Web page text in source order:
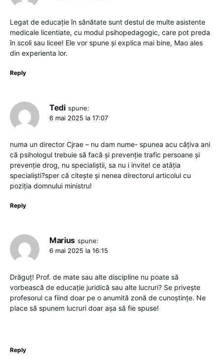
Legat de educație în sănătate sunt destul de multe asistente
medicale licentiate, cu modul psihopedagogic, care pot preda
în scoli sau licee! Ele vor spune și explica mai bine, Mao ales
din experienta lor.
Reply
Tedi spune:
6 mai 2025 la 17:07
numa un director Cjrae – nu dam nume- spunea acu câțiva ani
că psihologul trebuie să facă și prevenție trafic persoane și
prevenție drog, nu specialiștii, sa nu i invite! ce atâția
specialiști?sper că citește și nenea directorul articolul cu
poziția domnului ministru!
Reply
Marius spune:
6 mai 2025 la 16:15
Drăguț! Prof. de mate sau alte discipline nu poate să
vorbească de educație juridică sau alte lucruri? Se privește
profesorul ca fiind doar pe o anumită zonă de cunoștințe. Ne
place să spunem lucruri doar așa să fie spuse!
Reply